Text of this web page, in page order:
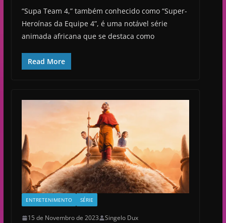
“Supa Team 4,” também conhecido como “Super-
Heroínas da Equipe 4”, é uma notável série
animada africana que se destaca como
Read More
ENTRETENIMENTO SÉRIE
15 de Novembro de 2023 Singelo Dux